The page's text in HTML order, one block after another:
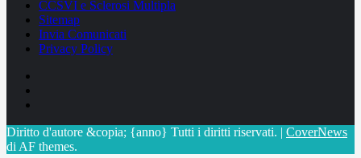
CCSVI e Sclerosi Multipla
Sitemap
Invia Comunicati
Privacy Policy
Diritto d'autore &copia; {anno} Tutti i diritti riservati. | CoverNews
di AF themes.